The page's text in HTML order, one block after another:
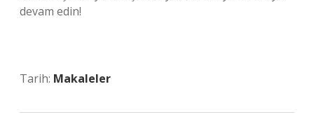
devam edin!
Tarih: Makaleler